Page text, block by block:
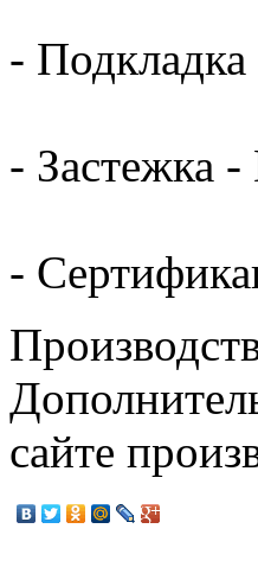
-
- Застежка
-
сайте